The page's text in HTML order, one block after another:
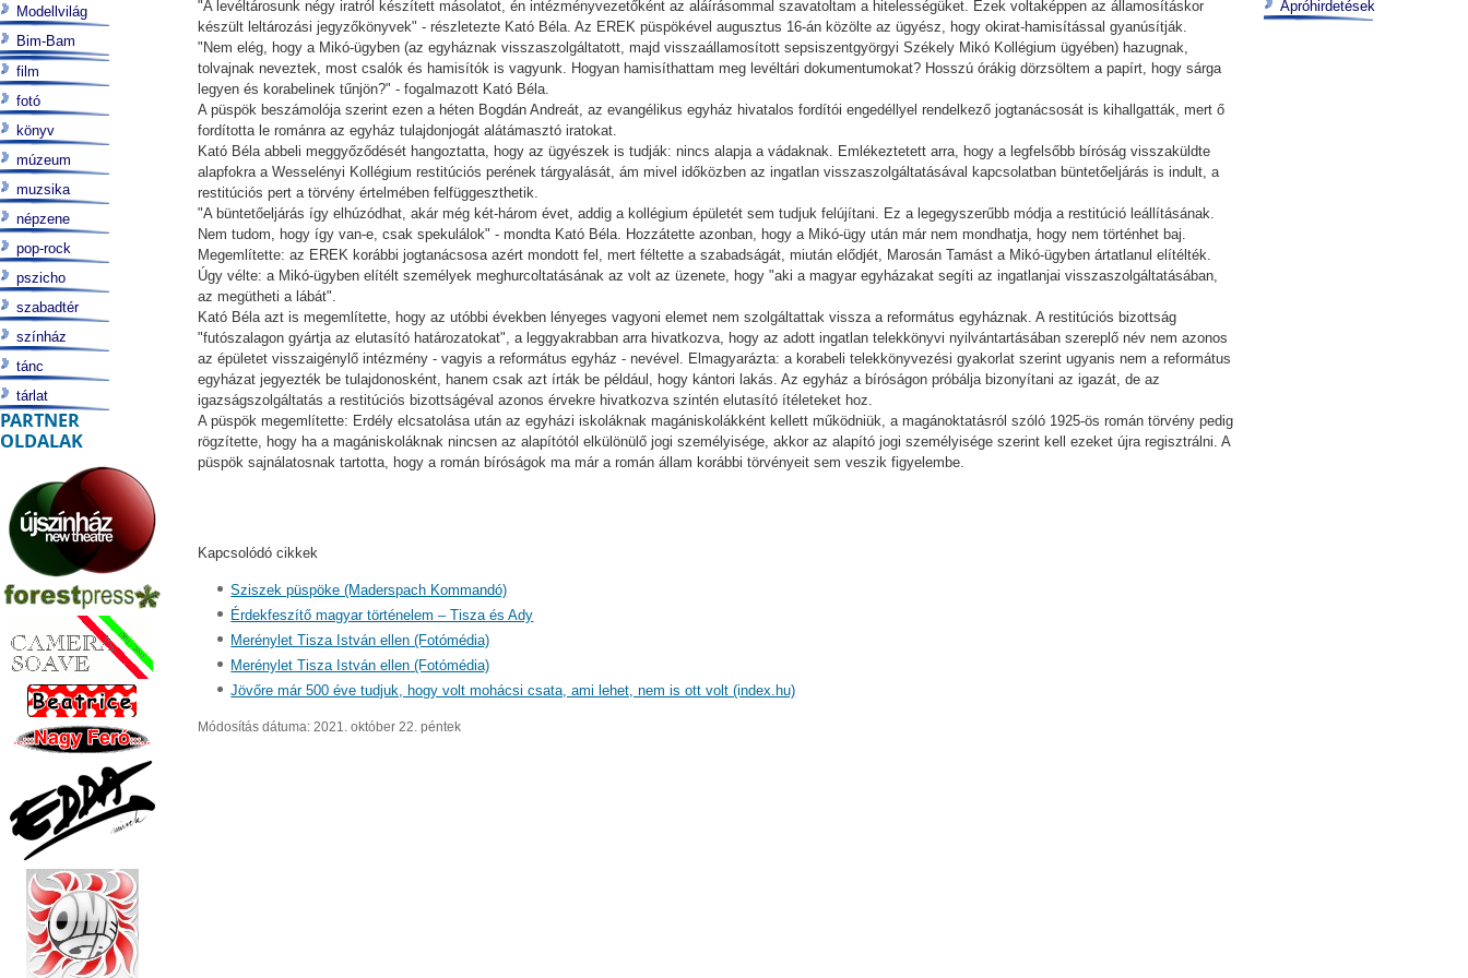
"A levéltárosunk négy iratról készített másolatot, én intézményvezetőként az aláírásommal szavatoltam a hitelességüket. Ezek voltaképpen az államosításkor
készült leltározási jegyzőkönyvek" - részletezte Kató Béla. Az EREK püspökével augusztus 16-án közölte az ügyész, hogy okirat-hamisítással gyanúsítják.
"Nem elég, hogy a Mikó-ügyben (az egyháznak visszaszolgáltatott, majd visszaállamosított sepsiszentgyörgyi Székely Mikó Kollégium ügyében) hazugnak,
tolvajnak neveztek, most csalók és hamisítók is vagyunk. Hogyan hamisíthattam meg levéltári dokumentumokat? Hosszú órákig dörzsöltem a papírt, hogy sárga
legyen és korabelinek tűnjön?" - fogalmazott Kató Béla.
A püspök beszámolója szerint ezen a héten Bogdán Andreát, az evangélikus egyház hivatalos fordítói engedéllyel rendelkező jogtanácsosát is kihallgatták, mert ő
fordította le románra az egyház tulajdonjogát alátámasztó iratokat.
Kató Béla abbeli meggyőződését hangoztatta, hogy az ügyészek is tudják: nincs alapja a vádaknak. Emlékeztetett arra, hogy a legfelsőbb bíróság visszaküldte
alapfokra a Wesselényi Kollégium restitúciós perének tárgyalását, ám mivel időközben az ingatlan visszaszolgáltatásával kapcsolatban büntetőeljárás is indult, a
restitúciós pert a törvény értelmében felfüggeszthetik.
"A büntetőeljárás így elhúzódhat, akár még két-három évet, addig a kollégium épületét sem tudjuk felújítani. Ez a legegyszerűbb módja a restitúció leállításának.
Nem tudom, hogy így van-e, csak spekulálok" - mondta Kató Béla. Hozzátette azonban, hogy a Mikó-ügy után már nem mondhatja, hogy nem történhet baj.
Megemlítette: az EREK korábbi jogtanácsosa azért mondott fel, mert féltette a szabadságát, miután elődjét, Marosán Tamást a Mikó-ügyben ártatlanul elítélték.
Úgy vélte: a Mikó-ügyben elítélt személyek meghurcoltatásának az volt az üzenete, hogy "aki a magyar egyházakat segíti az ingatlanjai visszaszolgáltatásában,
az megütheti a lábát".
Kató Béla azt is megemlítette, hogy az utóbbi években lényeges vagyoni elemet nem szolgáltattak vissza a református egyháznak. A restitúciós bizottság
"futószalagon gyártja az elutasító határozatokat", a leggyakrabban arra hivatkozva, hogy az adott ingatlan telekkönyvi nyilvántartásában szereplő név nem azonos
az épületet visszaigénylő intézmény - vagyis a református egyház - nevével. Elmagyarázta: a korabeli telekkönyvezési gyakorlat szerint ugyanis nem a református
egyházat jegyezték be tulajdonosként, hanem csak azt írták be például, hogy kántori lakás. Az egyház a bíróságon próbálja bizonyítani az igazát, de az
igazságszolgáltatás a restitúciós bizottságéval azonos érvekre hivatkozva szintén elutasító ítéleteket hoz.
A püspök megemlítette: Erdély elcsatolása után az egyházi iskoláknak magániskolákként kellett működniük, a magánoktatásról szóló 1925-ös román törvény pedig
rögzítette, hogy ha a magániskoláknak nincsen az alapítótól elkülönülő jogi személyisége, akkor az alapító jogi személyisége szerint kell ezeket újra regisztrálni. A
püspök sajnálatosnak tartotta, hogy a román bíróságok ma már a román állam korábbi törvényeit sem veszik figyelembe.
Kapcsolódó cikkek
Sziszek püspöke (Maderspach Kommandó)
Érdekfeszítő magyar történelem – Tisza és Ady
Merénylet Tisza István ellen (Fotómédia)
Merénylet Tisza István ellen (Fotómédia)
Jövőre már 500 éve tudjuk, hogy volt mohácsi csata, ami lehet, nem is ott volt (index.hu)
Módosítás dátuma: 2021. október 22. péntek
Modellvilág
Bim-Bam
film
fotó
könyv
múzeum
muzsika
népzene
pop-rock
pszicho
szabadtér
színház
tánc
tárlat
PARTNER
OLDALAK
Apróhirdetések